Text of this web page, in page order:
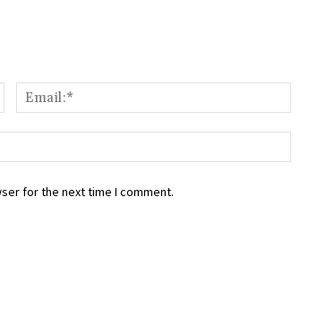
Name:*
for the next time I comment.